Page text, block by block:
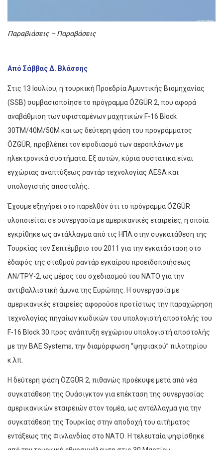
Παραβιάσεις – Παραβάσεις
Από Σάββας Δ. Βλάσσης
Στις 13 Ιουλίου, η τουρκική Προεδρία Αμυντικής Βιομηχανίας
(SSB) συμβασιοποίησε το πρόγραμμα ÖZGÜR 2, που αφορά
αναβάθμιση των υφισταμένων μαχητικών F-16 Block
30TM/40M/50M και ως δεύτερη φάση του προγράμματος
ÖZGÜR, προβλέπει τον εφοδιασμό των αεροπλάνων με
ηλεκτρονικά συστήματα. Εξ αυτών, κύρια συστατικά είναι
εγχώριας αναπτύξεως ραντάρ τεχνολογίας AESA και
υπολογιστής αποστολής.
Έχουμε εξηγήσει στο παρελθόν ότι το πρόγραμμα ÖZGÜR
υλοποιείται σε συνεργασία με αμερικανικές εταιρείες, η οποία
εγκρίθηκε ως αντάλλαγμα από τις ΗΠΑ στην συγκατάθεση της
Τουρκίας τον Σεπτέμβριο του 2011 για την εγκατάσταση στο
έδαφός της σταθμού ραντάρ εγκαίρου προειδοποιήσεως
AN/TPY-2, ως μέρος του σχεδιασμού του ΝΑΤΟ για την
αντιβαλλιστική άμυνα της Ευρώπης. Η συνεργασία με
αμερικανικές εταιρείες αφορούσε προτίστως την παραχώρηση
τεχνολογίας πηγαίων κωδικών του υπολογιστή αποστολής του
F-16 Block 30 προς ανάπτυξη εγχώριου υπολογιστή αποστολής
με την BAE Systems, την διαμόρφωση “ψηφιακού” πιλοτηρίου
κ.λπ.
Η δεύτερη φάση ÖZGÜR 2, πιθανώς προέκυψε μετά από νέα
συγκατάθεση της Ουάσιγκτον για επέκταση της συνεργασίας
αμερικανικών εταιρειών στον τομέα, ως αντάλλαγμα για την
συγκατάθεση της Τουρκίας στην αποδοχή του αιτήματος
εντάξεως της Φινλανδίας στο ΝΑΤΟ. Η τελευταία ψηφίσθηκε